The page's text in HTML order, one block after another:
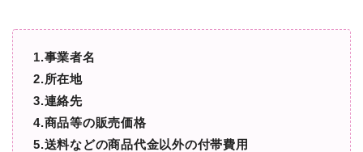
1.事業者名
2.所在地
3.連絡先
4.商品等の販売価格
5.送料などの商品代金以外の付帯費用